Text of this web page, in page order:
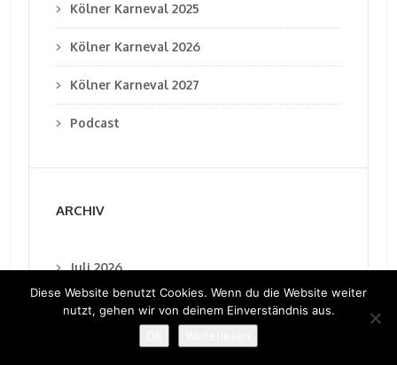
Kölner Karneval 2025
Kölner Karneval 2026
Kölner Karneval 2027
Podcast
ARCHIV
Juli 2026
Juni 2026
Diese Website benutzt Cookies. Wenn du die Website weiter
nutzt, gehen wir von deinem Einverständnis aus.